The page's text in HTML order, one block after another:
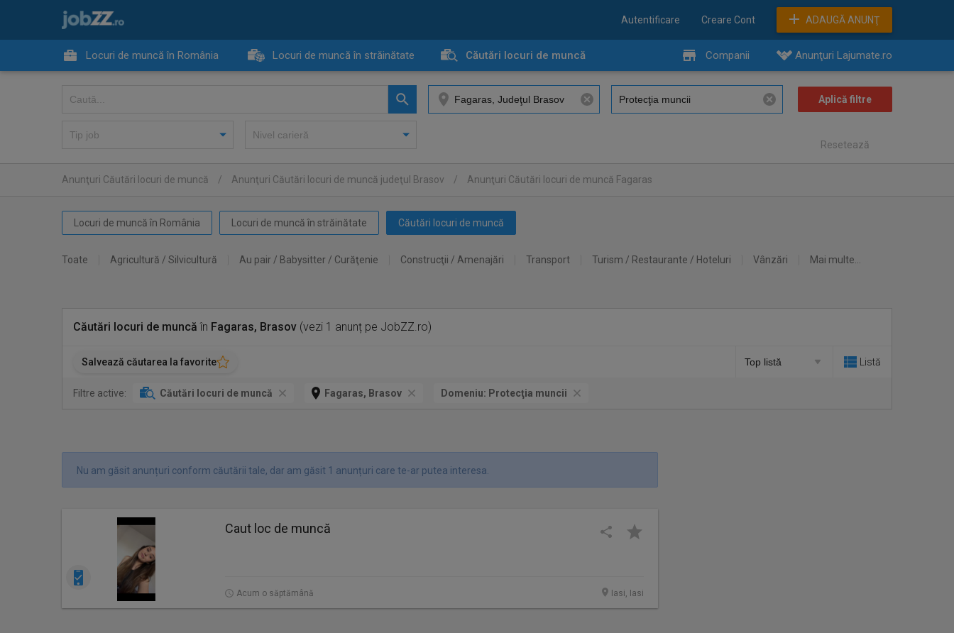
Autentificare Creare Cont ADAUGĂ ANUNŢ
Locuri de muncă în România Locuri de muncă în străinătate Căutări locuri de muncă Companii Anunţuri Lajumate.ro
Resetează
Anunţuri Căutări locuri de muncă / Anunţuri Căutări locuri de muncă judeţul Brasov / Anunţuri Căutări locuri de muncă Fagaras
Locuri de muncă în România Locuri de muncă în străinătate Căutări locuri de muncă
Toate Agricultură / Silvicultură Au pair / Babysitter / Curăţenie Construcţii / Amenajări Transport Turism / Restaurante / Hoteluri Vânzări Mai multe...
Căutări locuri de muncă în Fagaras, Brasov (vezi 1 anunț pe JobZZ.ro)
Salvează căutarea la favorite Listă
Filtre active: Căutări locuri de muncă Fagaras, Brasov Domeniu: Protecţia muncii
Nu am găsit anunțuri conform căutării tale, dar am găsit 1 anunțuri care te-ar putea interesa.
Caut loc de muncă
Acum o săptămână Iasi, Iasi